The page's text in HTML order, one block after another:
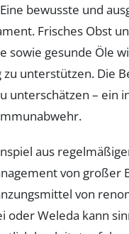
bewusste und
Frisches Obst
sowie gesunde Öle
unterstützen. Die
unterschätzen – ein
aus
von großer
von
Weleda kann